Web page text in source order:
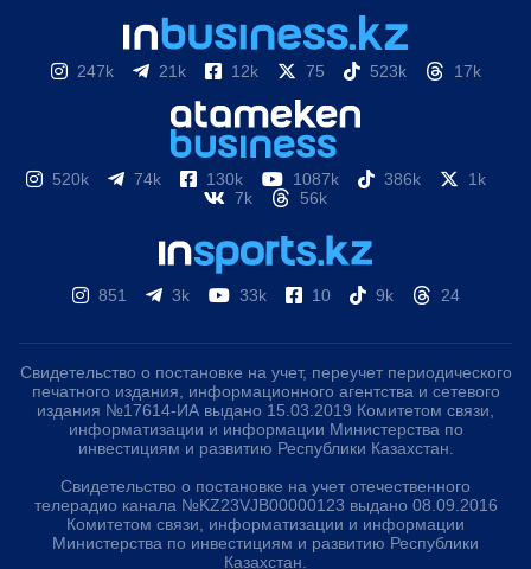
247k 21k 12k 75 523k 17k
520k 74k 130k 1087k 386k
1k
7k
56k
851 3k 33k 10 9k 24
Свидетельство о постановке на учет, переучет периодического
печатного издания, информационного агентства и сетевого
издания №17614-ИА выдано 15.03.2019 Комитетом связи,
информатизации и информации Министерства по
инвестициям и развитию Республики Казахстан.
Свидетельство о постановке на учет отечественного
телерадио канала №KZ23VJB00000123 выдано 08.09.2016
Комитетом связи, информатизации и информации
Министерства по инвестициям и развитию Республики
Казахстан.